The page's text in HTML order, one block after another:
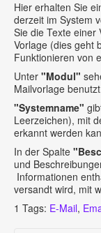
Hier erhalten Sie
derzeit im System
Sie die Texte einer
Vorlage (dies geht
Funktionieren von
Unter "Modul"
Mailvorlage
"Systemname"
Leerzeichen), mit
erkannt werden
In der Spalte
und
Informationen
versandt wird, mit
1 Tags: E-Mail,